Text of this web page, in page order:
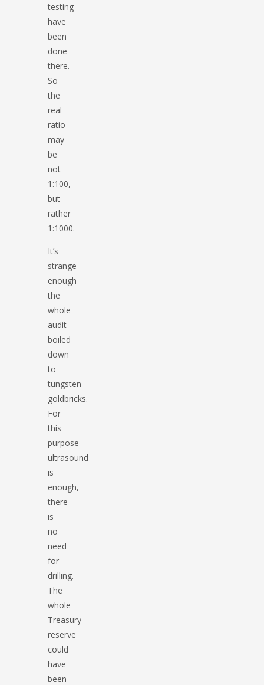
testing
have
been
done
there.
So
the
real
ratio
may
be
not
1:100,
but
rather
1:1000.
It’s
strange
enough
the
whole
audit
boiled
down
to
tungsten
goldbricks.
For
this
purpose
ultrasound
is
enough,
there
is
no
need
for
drilling.
The
whole
Treasury
reserve
could
have
been